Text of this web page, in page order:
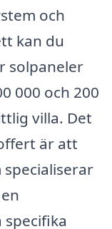
och
kan du
solpaneler
000 och 200
villa. Det
är att